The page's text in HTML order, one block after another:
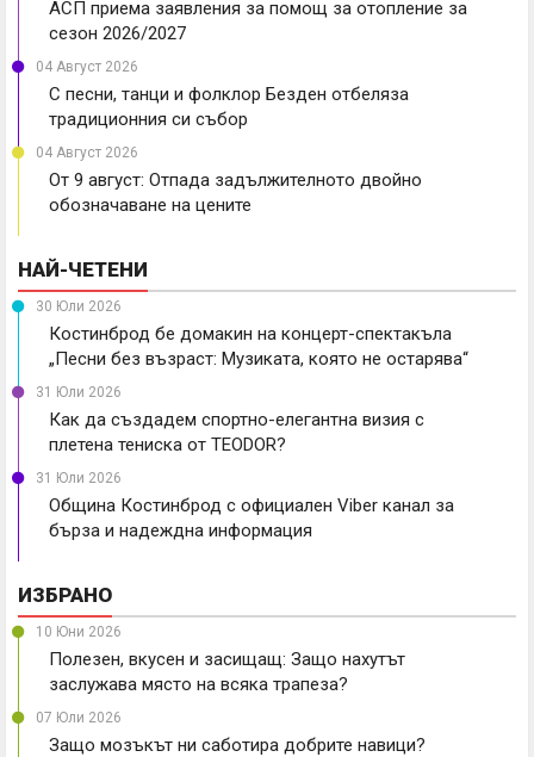
АСП приема заявления за помощ за отопление за
сезон 2026/2027
04 Август 2026
С песни, танци и фолклор Безден отбеляза
традиционния си събор
04 Август 2026
От 9 август: Отпада задължителното двойно
обозначаване на цените
НАЙ-ЧЕТЕНИ
30 Юли 2026
Костинброд бе домакин на концерт-спектакъла
„Песни без възраст: Музиката, която не остарява“
31 Юли 2026
Как да създадем спортно-елегантна визия с
плетена тениска от TEODOR?
31 Юли 2026
Община Костинброд с официален Viber канал за
бърза и надеждна информация
ИЗБРАНО
10 Юни 2026
Полезен, вкусен и засищащ: Защо нахутът
заслужава място на всяка трапеза?
07 Юли 2026
Защо мозъкът ни саботира добрите навици?